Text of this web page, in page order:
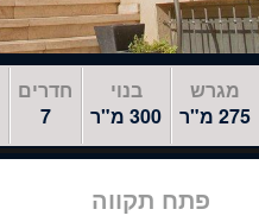
מגרש
275 מ"ר
בנוי
300 מ"ר
חדרים
7
פתח תקווה